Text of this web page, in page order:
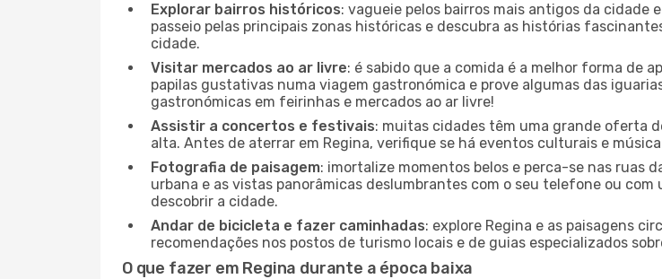
Explorar bairros históricos: vagueie pelos bairros mais antigos da cidade
passeio pelas principais zonas históricas e descubra as histórias
cidade.
Visitar mercados ao ar livre: é sabido que a comida é a melhor forma de
papilas gustativas numa viagem gastronómica e prove algumas das
gastronómicas em feirinhas e mercados ao ar livre!
Assistir a concertos e festivais: muitas cidades têm uma grande oferta
alta. Antes de aterrar em Regina, verifique se há eventos culturais e
Fotografia de paisagem: imortalize momentos belos e perca-se nas ruas
urbana e as vistas panorâmicas deslumbrantes com o seu telefone ou
descobrir a cidade.
Andar de bicicleta e fazer caminhadas: explore Regina e as paisagens
recomendações nos postos de turismo locais e de guias especializados
O que fazer em Regina durante a época baixa